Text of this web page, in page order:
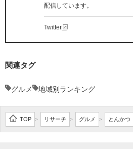
配信しています。
Twitter
関連タグ
グルメ 地域別ランキング
TOP > リサーチ > グルメ > とんかつ